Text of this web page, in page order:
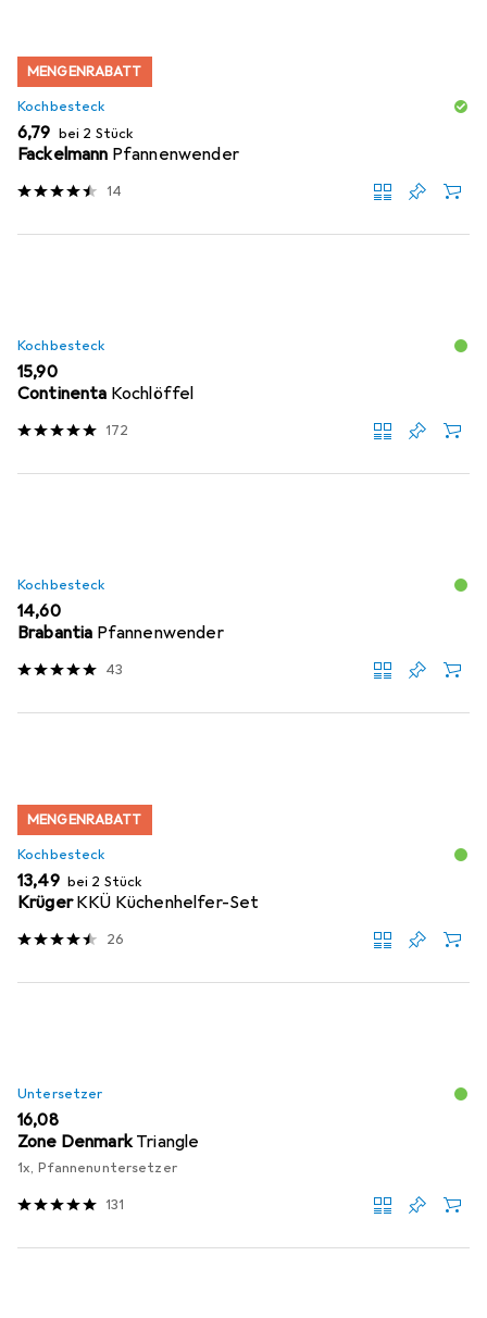
MENGENRABATT
Kochbesteck
EUR
6,79 bei 2 Stück
Fackelmann Pfannenwender
14
Kochbesteck
EUR
15,90
Continenta Kochlöffel
172
Kochbesteck
EUR
14,60
Brabantia Pfannenwender
43
MENGENRABATT
Kochbesteck
EUR
13,49 bei 2 Stück
Krüger KKÜ Küchenhelfer-Set
26
Untersetzer
EUR
16,08
Zone Denmark Triangle
1x, Pfannenuntersetzer
131